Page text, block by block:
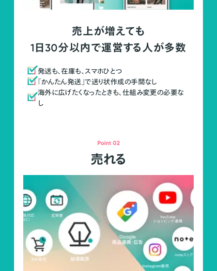
売上が増えても
1日30分以内で運営する人が多数
発送も、在庫も、スマホひとつ
「かんたん発送」で送り状作成の手間なし
海外に広げたくなったときも、仕組み変更の必要な
し
Point 02
売れる